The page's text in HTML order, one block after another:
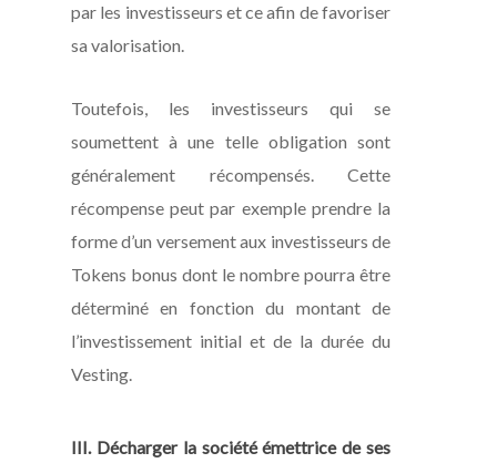
par les investisseurs et ce afin de favoriser
sa valorisation.
Toutefois, les investisseurs qui se
soumettent à une telle obligation sont
généralement récompensés. Cette
récompense peut par exemple prendre la
forme d’un versement aux investisseurs de
Tokens bonus dont le nombre pourra être
déterminé en fonction du montant de
l’investissement initial et de la durée du
Vesting.
III. Décharger la société émettrice de ses